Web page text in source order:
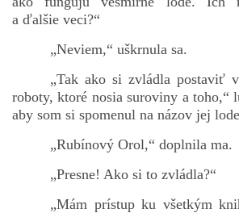
a ďalšie veci?“
„Neviem,“ uškrnula sa.
„Tak ako si zvládla postaviť
roboty, ktoré nosia suroviny a toho,“
aby som si spomenul na názov jej
„Rubínový Orol,“ doplnila ma.
„Presne! Ako si to zvládla?“
„Mám prístup ku všetkým